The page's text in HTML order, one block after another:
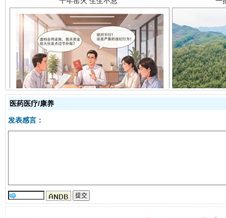
揭开“小金库”的免责幌子
医药医疗/康养
发表感言：